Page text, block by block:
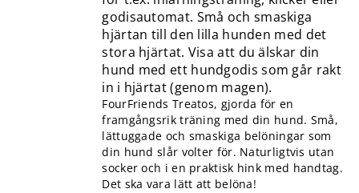
godisautomat. Små och smaskiga
hjärtan till den lilla hunden med det
stora hjärtat. Visa att du älskar din
hund med ett hundgodis som går rakt
in i hjärtat (genom magen).
FourFriends Treatos, gjorda för en
framgångsrik träning med din hund. Små,
lättuggade och smaskiga belöningar som
din hund slår volter för. Naturligtvis utan
socker och i en praktisk hink med handtag.
Det ska vara lätt att belöna!